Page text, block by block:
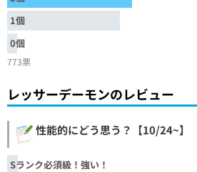
1個
0個
773票
レッサーデーモンのレビュー
性能的にどう思う？【10/24~】
Sランク必須級！強い！